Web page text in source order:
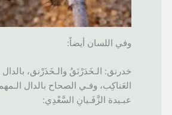
وفي اللسان أيضاً:
خدرنق: الـخَدَرْنَقُ والـخَذَرْنق، بالدال
العَناكِب، وفـي الصحاح بالدال
عبـيدة الزَّفَـيانِ السَّعْدِي: